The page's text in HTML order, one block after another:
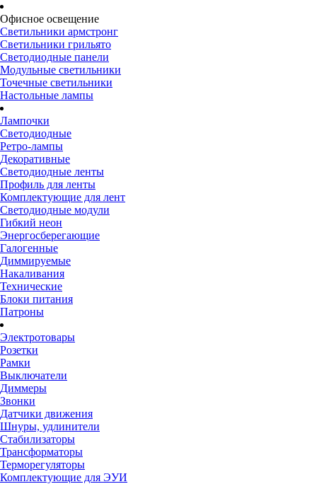
Офисное освещение
Светильники армстронг
Светильники грильято
Светодиодные панели
Модульные светильники
Точечные светильники
Настольные лампы
Лампочки
Светодиодные
Ретро-лампы
Декоративные
Светодиодные ленты
Профиль для ленты
Комплектующие для лент
Светодиодные модули
Гибкий неон
Энергосберегающие
Галогенные
Диммируемые
Накаливания
Технические
Блоки питания
Патроны
Электротовары
Розетки
Рамки
Выключатели
Диммеры
Звонки
Датчики движения
Шнуры, удлинители
Стабилизаторы
Трансформаторы
Терморегуляторы
Комплектующие для ЭУИ